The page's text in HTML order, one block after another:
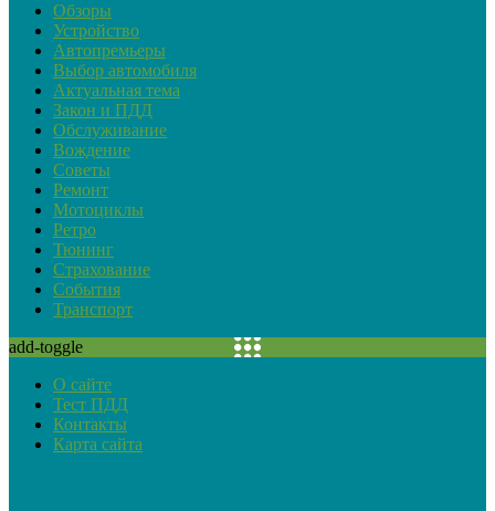
Обзоры
Устройство
Автопремьеры
Выбор автомобиля
Актуальная тема
Закон и ПДД
Обслуживание
Вождение
Советы
Ремонт
Мотоциклы
Ретро
Тюнинг
Страхование
События
Транспорт
add-toggle
О сайте
Тест ПДД
Контакты
Карта сайта